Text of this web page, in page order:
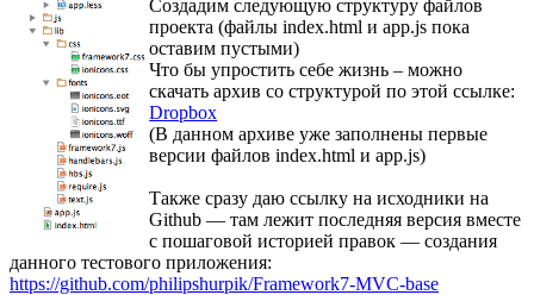
Создадим следующую структуру файлов
проекта (файлы index.html и app.js пока
оставим пустыми)
Что бы упростить себе жизнь – можно
скачать архив со структурой по этой ссылкe:
Dropbox
(В данном архиве уже заполнены первые
версии файлов index.html и app.js)
Также сразу даю ссылку на исходники на
Github — там лежит последняя версия вместе
с пошаговой историей правок — создания
данного тестового приложения:
https://github.com/philipshurpik/Framework7-MVC-base